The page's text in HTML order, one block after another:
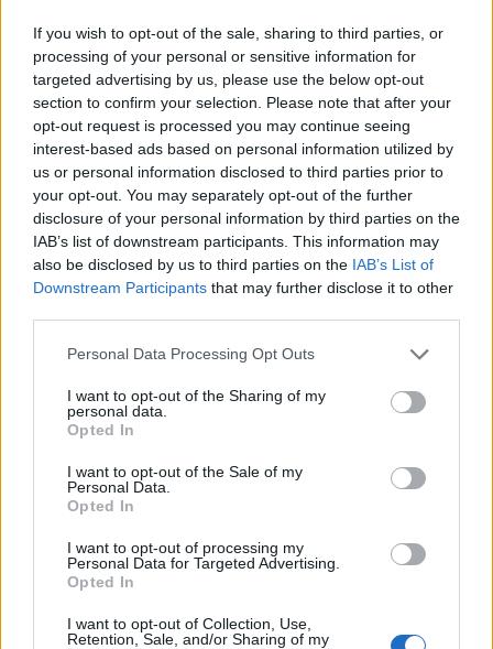
If you wish to opt-out of the sale, sharing to third parties, or
processing of your personal or sensitive information for
targeted advertising by us, please use the below opt-out
section to confirm your selection. Please note that after your
opt-out request is processed you may continue seeing
interest-based ads based on personal information utilized by
us or personal information disclosed to third parties prior to
your opt-out. You may separately opt-out of the further
disclosure of your personal information by third parties on the
IAB’s list of downstream participants. This information may
also be disclosed by us to third parties on the IAB’s List of
Downstream Participants that may further disclose it to other
Please note that this website/app uses one or more Google
not limited to your visit or usage behaviour. You may click to
grant or deny consent to Google and its third-party tags to
use your data for below specified purposes in below Google
consent section.
Personal Data Processing Opt Outs
I want to opt-out of the Sharing of my
personal data.
Opted In
I want to opt-out of the Sale of my
Personal Data.
Opted In
I want to opt-out of processing my
Personal Data for Targeted Advertising.
Opted In
I want to opt-out of Collection, Use,
Retention, Sale, and/or Sharing of my
Continua a leggere
TELEVISIONE
La trasformazione di Argos: strategie per attrarre
Camilla Fiore · 7 Ago 2026